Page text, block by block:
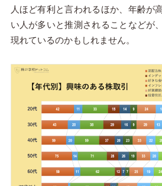
人ほど有利と言われるほか、年齢が
い人が多いと推測されることなどが
現れているのかもしれません。